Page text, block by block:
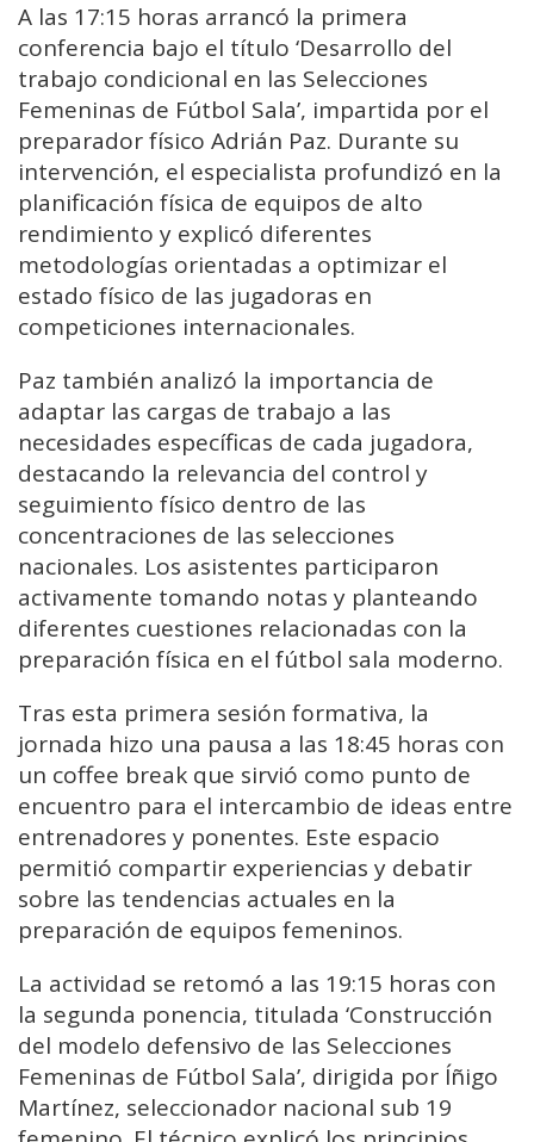
A las 17:15 horas arrancó la primera
conferencia bajo el título ‘Desarrollo del
trabajo condicional en las Selecciones
Femeninas de Fútbol Sala’, impartida por el
preparador físico Adrián Paz. Durante su
intervención, el especialista profundizó en la
planificación física de equipos de alto
rendimiento y explicó diferentes
metodologías orientadas a optimizar el
estado físico de las jugadoras en
competiciones internacionales.
Paz también analizó la importancia de
adaptar las cargas de trabajo a las
necesidades específicas de cada jugadora,
destacando la relevancia del control y
seguimiento físico dentro de las
concentraciones de las selecciones
nacionales. Los asistentes participaron
activamente tomando notas y planteando
diferentes cuestiones relacionadas con la
preparación física en el fútbol sala moderno.
Tras esta primera sesión formativa, la
jornada hizo una pausa a las 18:45 horas con
un coffee break que sirvió como punto de
encuentro para el intercambio de ideas entre
entrenadores y ponentes. Este espacio
permitió compartir experiencias y debatir
sobre las tendencias actuales en la
preparación de equipos femeninos.
La actividad se retomó a las 19:15 horas con
la segunda ponencia, titulada ‘Construcción
del modelo defensivo de las Selecciones
Femeninas de Fútbol Sala’, dirigida por Íñigo
Martínez, seleccionador nacional sub 19